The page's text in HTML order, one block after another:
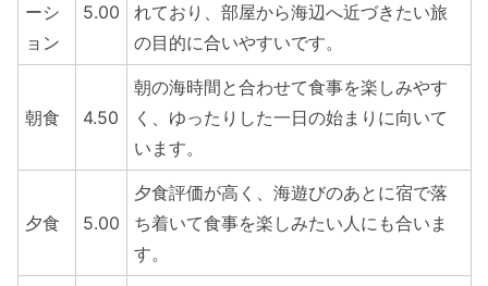
ーシ
ョン
5.00
れており、部屋から海辺へ近づきたい旅
の目的に合いやすいです。
朝食 4.50
朝の海時間と合わせて食事を楽しみやす
く、ゆったりした一日の始まりに向いて
います。
夕食 5.00
夕食評価が高く、海遊びのあとに宿で落
ち着いて食事を楽しみたい人にも合いま
す。